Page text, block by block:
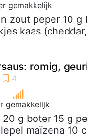
gemakkelijk
zout peper 10 g
kaas
romig,
gemakkelijk
20 g boter 15 g
maïzena 10